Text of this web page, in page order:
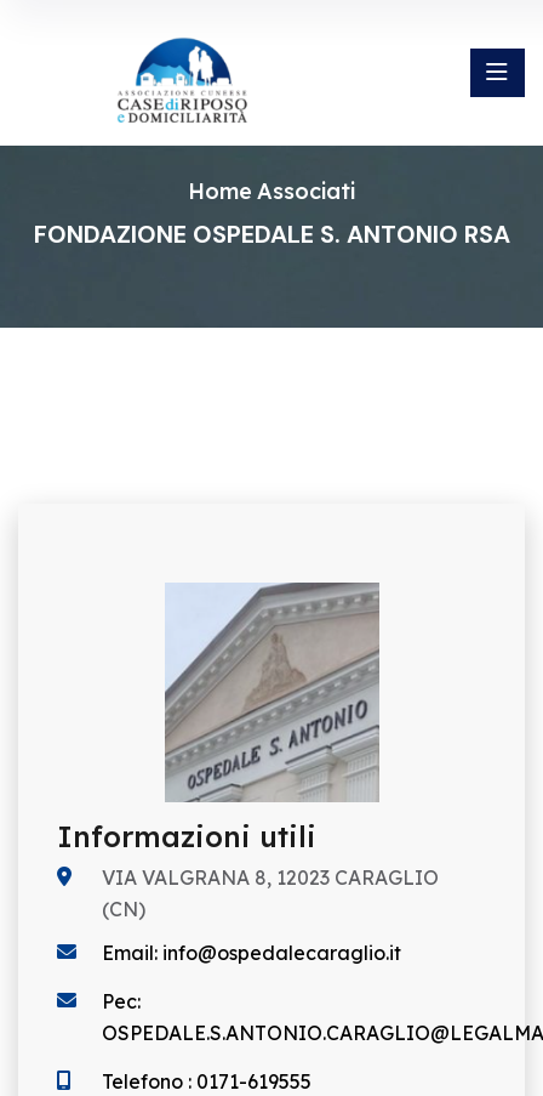
Home Associati
FONDAZIONE OSPEDALE S. ANTONIO RSA
Informazioni utili
VIA VALGRANA 8, 12023 CARAGLIO
(CN)
Email: info@ospedalecaraglio.it
Pec:
Telefono : 0171-619555